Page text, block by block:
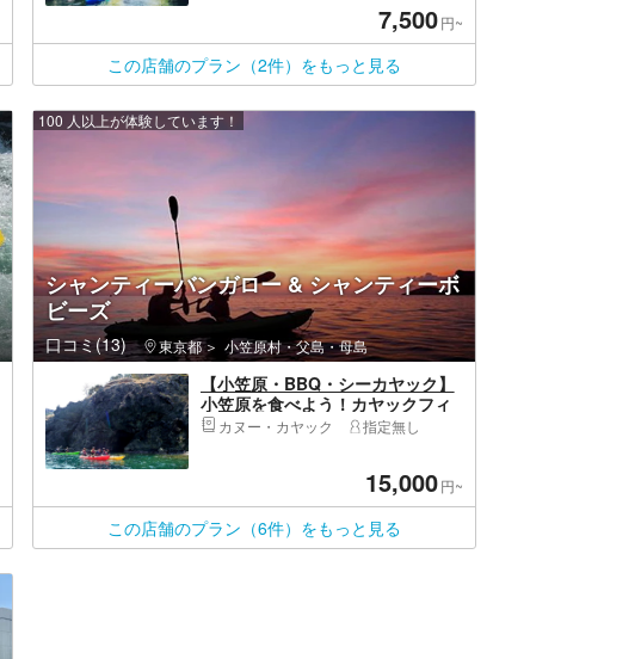
7,500円~
この店舗のプラン（2件）をもっと見る
シャンティーバンガロー & シャンティーボ
ビーズ
口コミ(13) 東京都 小笠原村・父島・母島
100 人以上が体験しています！
【小笠原・BBQ・シーカヤック】
小笠原を食べよう！カヤックフィ
ッシング＆BBQプラン
カヌー・カヤック 指定無し
15,000円~
この店舗のプラン（6件）をもっと見る